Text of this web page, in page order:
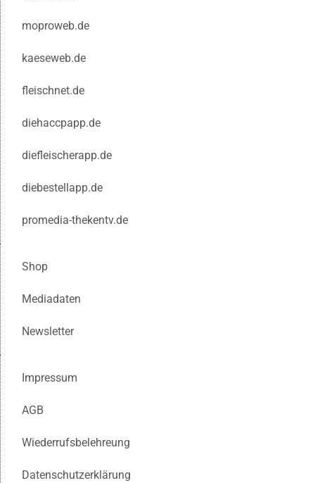
moproweb.de
kaeseweb.de
fleischnet.de
diehaccpapp.de
diefleischerapp.de
diebestellapp.de
promedia-thekentv.de
Shop
Mediadaten
Newsletter
Impressum
AGB
Wiederrufsbelehreung
Datenschutzerklärung